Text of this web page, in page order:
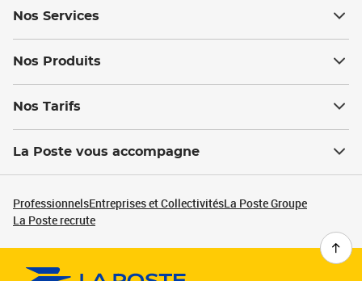
Nos Services
Nos Produits
Nos Tarifs
La Poste vous accompagne
ProfessionnelsEntreprises et CollectivitésLa Poste Groupe
La Poste recrute